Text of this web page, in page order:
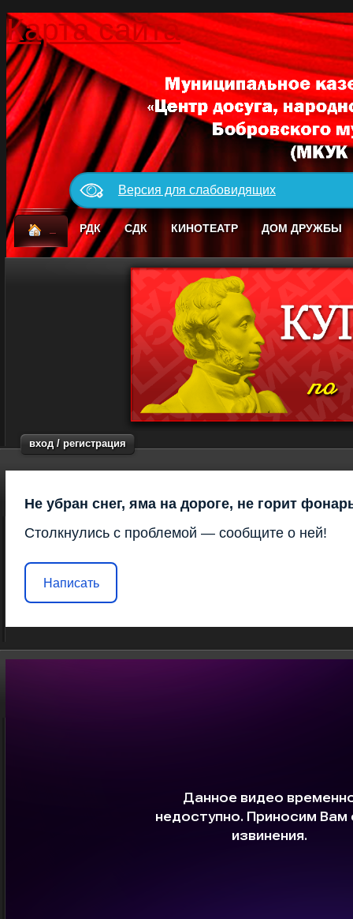
Карта сайта
Версия для слабовидящих
РДК СДК КИНОТЕАТР ДОМ ДРУЖБЫ
вход / регистрация
Не убран снег, яма на дороге, не горит
Столкнулись с проблемой — сообщите о ней!
Написать